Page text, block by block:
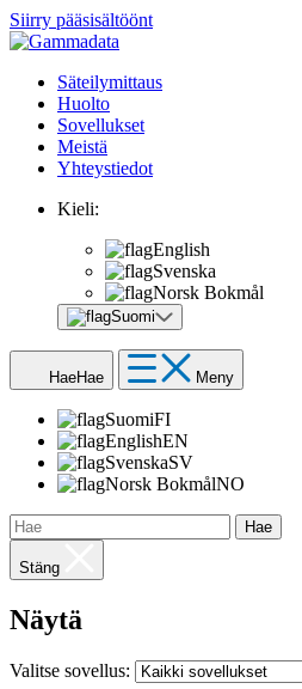
Siirry pääsisältöönt
Säteilymittaus
Huolto
Sovellukset
Meistä
Yhteystiedot
Kieli:
English
Svenska
Norsk Bokmål
Suomi
HaeHae Meny
SuomiFI
EnglishEN
SvenskaSV
Norsk BokmålNO
Hae
Stäng
Näytä
Valitse sovellus: